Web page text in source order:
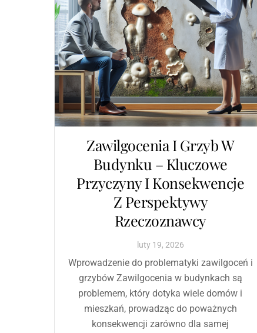
Zawilgocenia I Grzyb W
Budynku – Kluczowe
Przyczyny I Konsekwencje
Z Perspektywy
Rzeczoznawcy
luty 19, 2026
Wprowadzenie do problematyki zawilgoceń i
grzybów Zawilgocenia w budynkach są
problemem, który dotyka wiele domów i
mieszkań, prowadząc do poważnych
konsekwencji zarówno dla samej